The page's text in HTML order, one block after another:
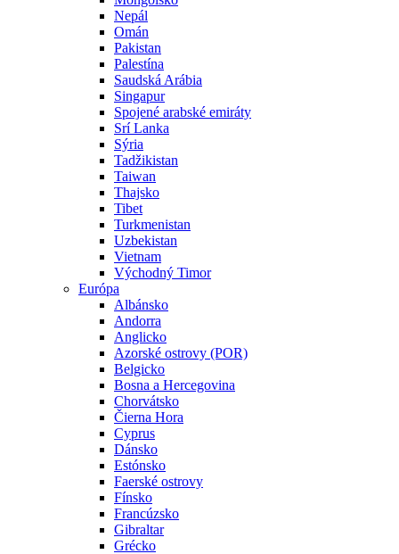
Nepál
Omán
Pakistan
Palestína
Saudská Arábia
Singapur
Spojené arabské emiráty
Srí Lanka
Sýria
Tadžikistan
Taiwan
Thajsko
Tibet
Turkmenistan
Uzbekistan
Vietnam
Východný Timor
Európa
Albánsko
Andorra
Anglicko
Azorské ostrovy (POR)
Belgicko
Bosna a Hercegovina
Chorvátsko
Čierna Hora
Cyprus
Dánsko
Estónsko
Faerské ostrovy
Fínsko
Francúzsko
Gibraltar
Grécko